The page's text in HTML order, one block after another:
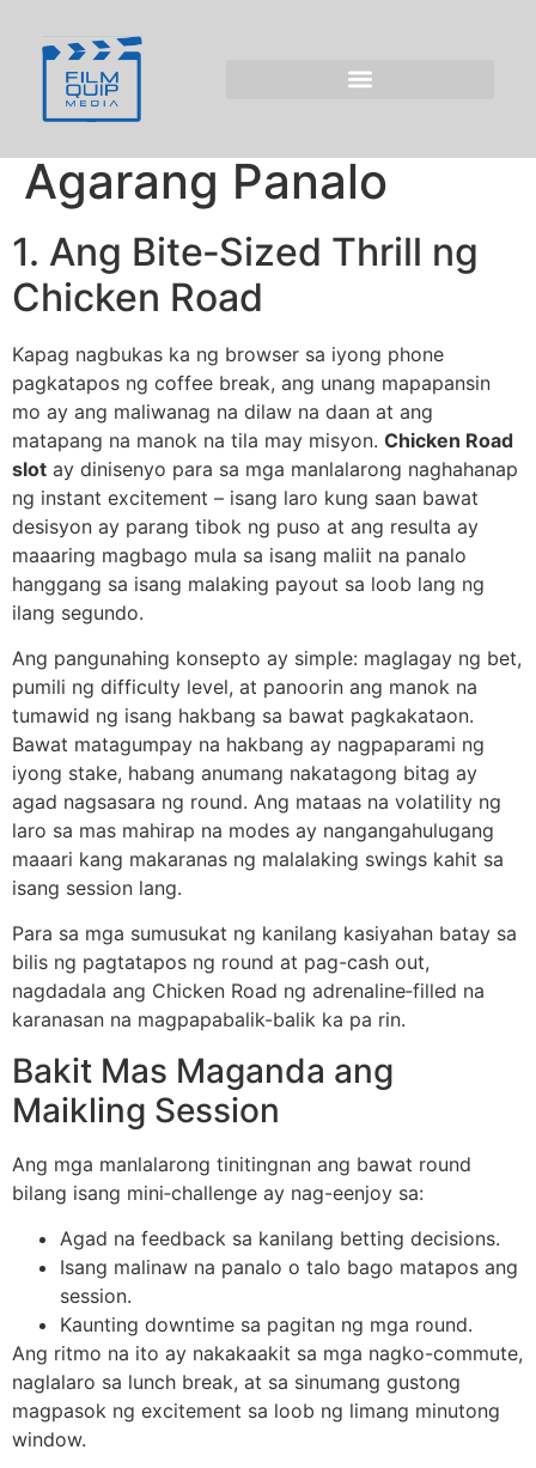
Isang Mabilis‑Na
Crash Game Para sa
Agarang Panalo
1. Ang Bite‑Sized Thrill ng
Chicken Road
Kapag nagbukas ka ng browser sa iyong phone
pagkatapos ng coffee break, ang unang mapapansin
mo ay ang maliwanag na dilaw na daan at ang
matapang na manok na tila may misyon. Chicken Road
slot ay dinisenyo para sa mga manlalarong naghahanap
ng instant excitement – isang laro kung saan bawat
desisyon ay parang tibok ng puso at ang resulta ay
maaaring magbago mula sa isang maliit na panalo
hanggang sa isang malaking payout sa loob lang ng
ilang segundo.
Ang pangunahing konsepto ay simple: maglagay ng bet,
pumili ng difficulty level, at panoorin ang manok na
tumawid ng isang hakbang sa bawat pagkakataon.
Bawat matagumpay na hakbang ay nagpaparami ng
iyong stake, habang anumang nakatagong bitag ay
agad nagsasara ng round. Ang mataas na volatility ng
laro sa mas mahirap na modes ay nangangahulugang
maaari kang makaranas ng malalaking swings kahit sa
isang session lang.
Para sa mga sumusukat ng kanilang kasiyahan batay sa
bilis ng pagtatapos ng round at pag-cash out,
nagdadala ang Chicken Road ng adrenaline‑filled na
karanasan na magpapabalik-balik ka pa rin.
Bakit Mas Maganda ang
Maikling Session
Ang mga manlalarong tinitingnan ang bawat round
bilang isang mini‑challenge ay nag-eenjoy sa:
Agad na feedback sa kanilang betting decisions.
Isang malinaw na panalo o talo bago matapos ang
session.
Kaunting downtime sa pagitan ng mga round.
Ang ritmo na ito ay nakakaakit sa mga nagko-commute,
naglalaro sa lunch break, at sa sinumang gustong
magpasok ng excitement sa loob ng limang minutong
window.